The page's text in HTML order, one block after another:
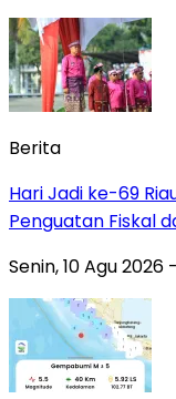
Berita
Hari Jadi ke-69
Penguatan Fiskal
Senin, 10 Agu 2026